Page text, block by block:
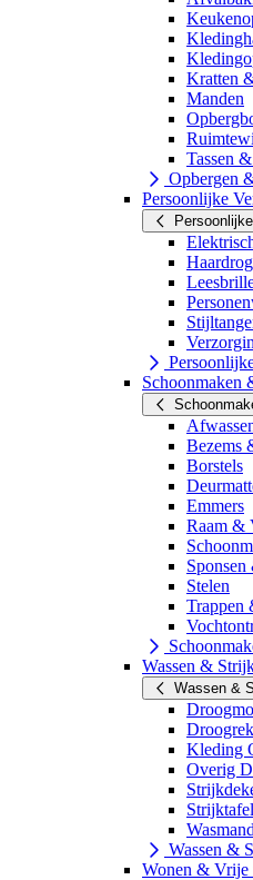
Kratten
Manden
Tassen
Opbergen
Persoonlijke
Schoonmaken
Bezems
Borstels
Emmers
Raam &
Stelen
Trappen
Wassen &
Wassen &
Kleding
Overig
Wassen &
Wonen & Vrije